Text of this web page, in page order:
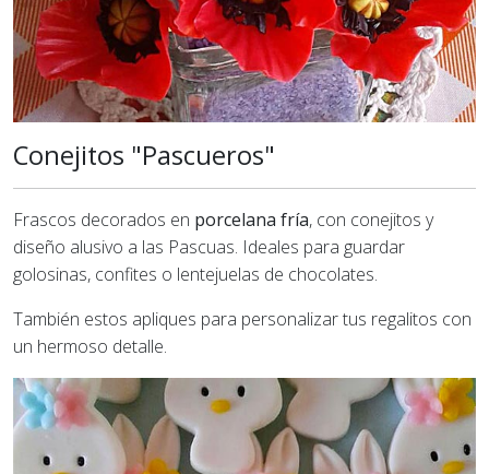
Conejitos "Pascueros"
Frascos decorados en porcelana fría, con conejitos y
diseño alusivo a las Pascuas. Ideales para guardar
golosinas, confites o lentejuelas de chocolates.
También estos apliques para personalizar tus regalitos con
un hermoso detalle.